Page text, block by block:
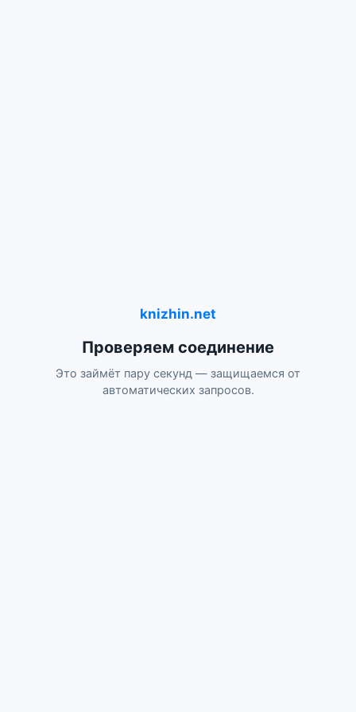
knizhin.net
Проверяем соединение
Это займёт пару секунд — защищаемся от
автоматических запросов.